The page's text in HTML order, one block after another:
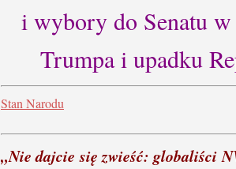
i wybory do Senatu w
Trumpa i upadku
Stan Narodu
„Nie dajcie się zwieść: globaliści